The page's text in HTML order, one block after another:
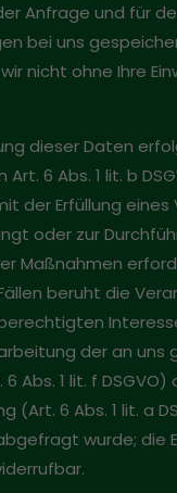
Anfrage und für
bei uns
nicht ohne Ihre
dieser Daten
Art. 6 Abs. 1 lit. b
der Erfüllung eines
oder zur
Maßnahmen
beruht die
der an uns
Abs. 1 lit. f DSGVO)
(Art. 6 Abs. 1 lit. a
wurde; die